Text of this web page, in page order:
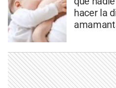
hacer la